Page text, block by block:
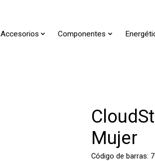
Accesorios Componentes
Mujer
Código de barras: